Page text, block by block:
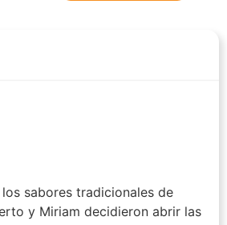
sabores tradicionales de
y Miriam decidieron abrir las